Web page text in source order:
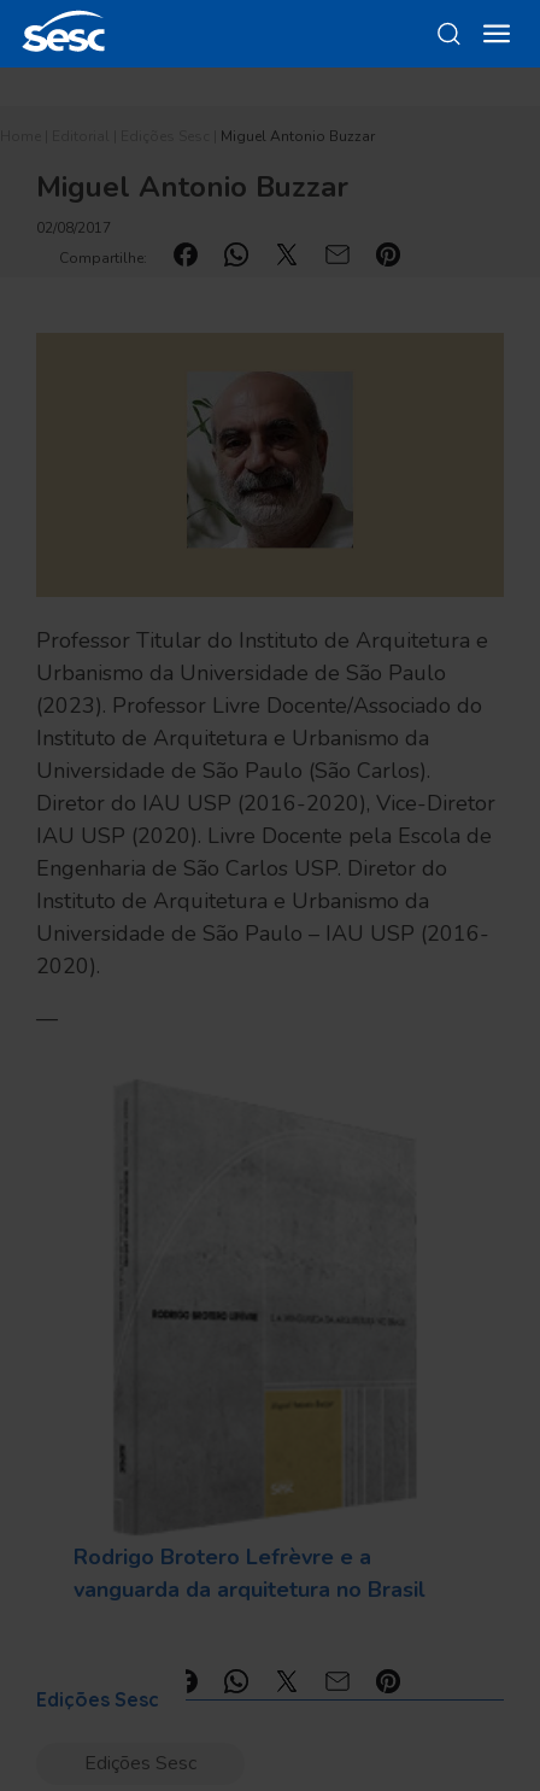
Miguel Antonio Buzzar
Miguel Antonio Buzzar
02/08/2017
Compartilhe:
Professor Titular do Instituto de Arquitetura e
Urbanismo da Universidade de São Paulo
(2023). Professor Livre Docente/Associado do
Instituto de Arquitetura e Urbanismo da
Universidade de São Paulo (São Carlos).
Diretor do IAU USP (2016-2020), Vice-Diretor
IAU USP (2020). Livre Docente pela Escola de
Engenharia de São Carlos USP. Diretor do
Instituto de Arquitetura e Urbanismo da
Universidade de São Paulo – IAU USP (2016-
2020).
—
Rodrigo Brotero Lefrèvre e a
vanguarda da arquitetura no Brasil
Edições Sesc
Edições Sesc